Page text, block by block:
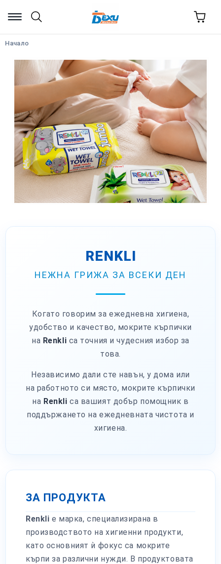
Начало
RENKLI
НЕЖНА ГРИЖА ЗА ВСЕКИ ДЕН
Когато говорим за ежедневна хигиена,
удобство и качество, мокрите кърпички
на Renkli са точния и чудесния избор за
това.
Независимо дали сте навън, у дома или
на работното си място, мокрите кърпички
на Renkli са вашият добър помощник в
поддържането на ежедневната чистота и
хигиена.
ЗА ПРОДУКТА
Renkli е марка, специализирана в
производството на хигиенни продукти,
като основният ѝ фокус са мокрите
кърпи за различни нужди. В продуктовата